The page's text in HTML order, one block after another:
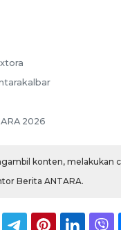
2026
konten, melakukan
Berita ANTARA.